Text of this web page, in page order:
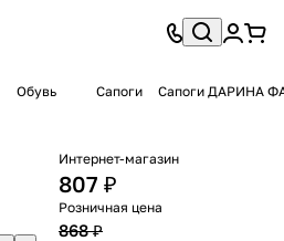
Обувь Сапоги Сапоги ДАРИНА
Интернет-магазин
807 ₽
Розничная цена
868 ₽